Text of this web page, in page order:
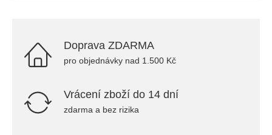
Doprava ZDARMA
pro objednávky nad 1.500 Kč
Vrácení zboží do 14 dní
zdarma a bez rizika